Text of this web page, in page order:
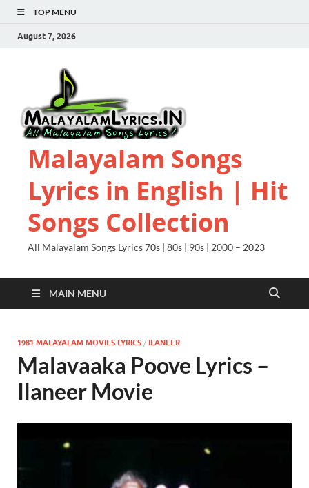
TOP MENU
August 7, 2026
Malayalam Songs
Lyrics in English | Hit
Songs Collection
All Malayalam Songs Lyrics 70s | 80s | 90s | 2000 – 2023
MAIN MENU
1981 MALAYALAM MOVIES LYRICS / ILANEER
Malavaaka Poove Lyrics –
Ilaneer Movie